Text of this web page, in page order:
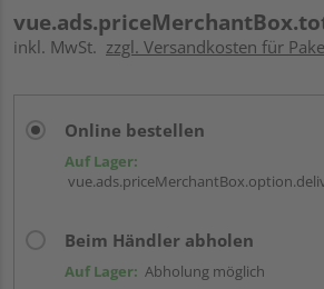
inkl. MwSt. zzgl. Versandkosten für
Online bestellen
Auf Lager:
Beim Händler abholen
Auf Lager: Abholung möglich